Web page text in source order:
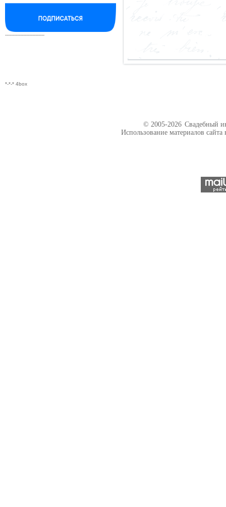
--------------------------
*-*-* 4box
© 2005-2026 Свадебный
Использование материалов